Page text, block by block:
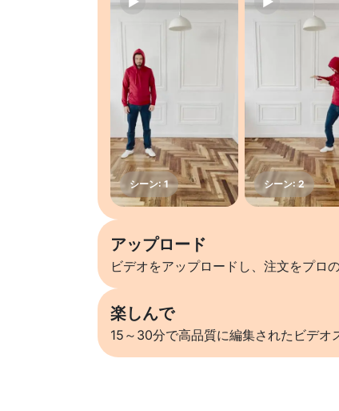
アップロード
ビデオをアップロードし、注文をプロ
楽しんで
15～30分で高品質に編集されたビデオ